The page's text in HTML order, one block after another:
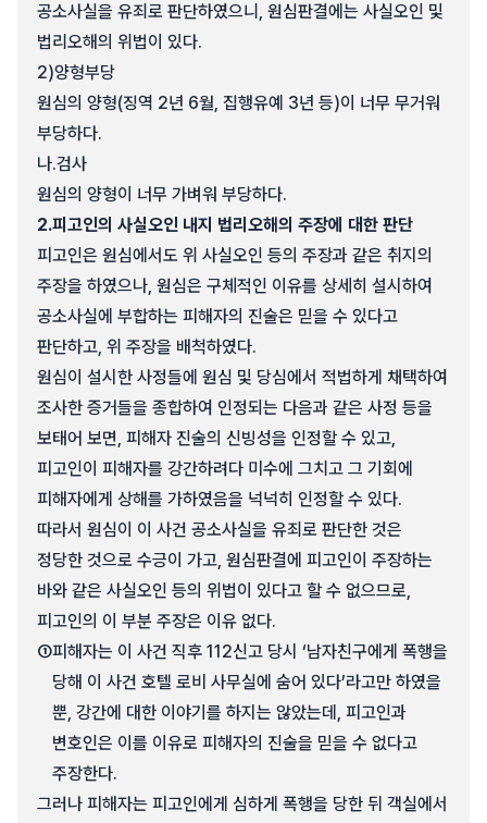
공소사실을 유죄로 판단하였으니, 원심판결에는 사실오인 및
법리오해의 위법이 있다.
2)양형부당
원심의 양형(징역 2년 6월, 집행유예 3년 등)이 너무 무거워
부당하다.
나.검사
원심의 양형이 너무 가벼워 부당하다.
2.피고인의 사실오인 내지 법리오해의 주장에 대한 판단
피고인은 원심에서도 위 사실오인 등의 주장과 같은 취지의
주장을 하였으나, 원심은 구체적인 이유를 상세히 설시하여
공소사실에 부합하는 피해자의 진술은 믿을 수 있다고
판단하고, 위 주장을 배척하였다.
원심이 설시한 사정들에 원심 및 당심에서 적법하게 채택하여
조사한 증거들을 종합하여 인정되는 다음과 같은 사정 등을
보태어 보면, 피해자 진술의 신빙성을 인정할 수 있고,
피고인이 피해자를 강간하려다 미수에 그치고 그 기회에
피해자에게 상해를 가하였음을 넉넉히 인정할 수 있다.
따라서 원심이 이 사건 공소사실을 유죄로 판단한 것은
정당한 것으로 수긍이 가고, 원심판결에 피고인이 주장하는
바와 같은 사실오인 등의 위법이 있다고 할 수 없으므로,
피고인의 이 부분 주장은 이유 없다.
①피해자는 이 사건 직후 112신고 당시 ‘남자친구에게 폭행을
당해 이 사건 호텔 로비 사무실에 숨어 있다’라고만 하였을
뿐, 강간에 대한 이야기를 하지는 않았는데, 피고인과
변호인은 이를 이유로 피해자의 진술을 믿을 수 없다고
주장한다.
그러나 피해자는 피고인에게 심하게 폭행을 당한 뒤 객실에서